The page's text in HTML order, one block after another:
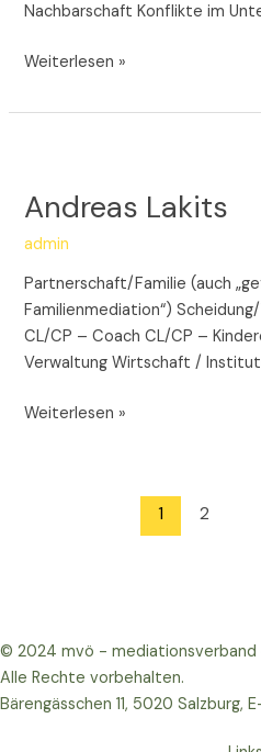
Nachbarschaft Konflikte im
Weiterlesen »
Andreas Lakits
admin
Partnerschaft/Familie (auch
Familienmediation“)
CL/CP – Coach CL/CP –
Verwaltung Wirtschaft /
Weiterlesen »
1 2
© 2024 mvö - mediationsverband
Alle Rechte vorbehalten.
Bärengässchen 11, 5020 Salzburg,